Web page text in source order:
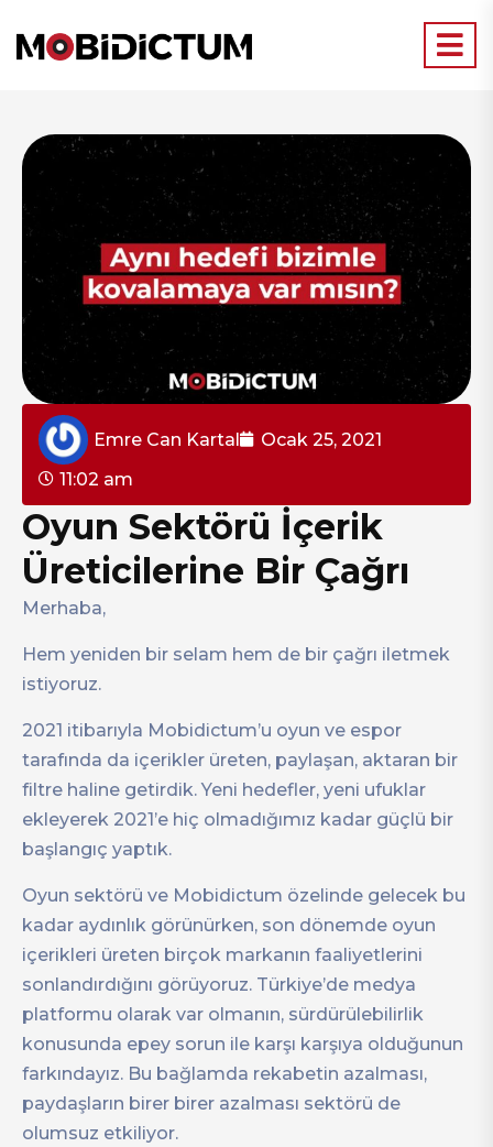
Emre Can Kartal
Ocak 25, 2021
11:02 am
Oyun Sektörü İçerik
Üreticilerine Bir Çağrı
Merhaba,
Hem yeniden bir selam hem de bir çağrı iletmek
istiyoruz.
2021 itibarıyla Mobidictum’u oyun ve espor
tarafında da içerikler üreten, paylaşan, aktaran bir
filtre haline getirdik. Yeni hedefler, yeni ufuklar
ekleyerek 2021’e hiç olmadığımız kadar güçlü bir
başlangıç yaptık.
Oyun sektörü ve Mobidictum özelinde gelecek bu
kadar aydınlık görünürken, son dönemde oyun
içerikleri üreten birçok markanın faaliyetlerini
sonlandırdığını görüyoruz. Türkiye’de medya
platformu olarak var olmanın, sürdürülebilirlik
konusunda epey sorun ile karşı karşıya olduğunun
farkındayız. Bu bağlamda rekabetin azalması,
paydaşların birer birer azalması sektörü de
olumsuz etkiliyor.